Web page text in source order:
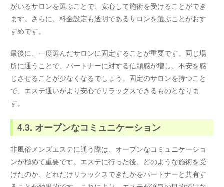
がいるサロンを選ぶことで、安心して施術を受けることができ
ます。さらに、料金設定も透明であるサロンを選ぶことがおす
すめです。
最後に、一度選んだサロンに固定することが重要です。同じ場
所に通うことで、パートナーに対する信頼感が増し、不安を感
じさせることが少なくなるでしょう。固定のサロンを持つこと
で、エステ通いがより安心でリラックスできるものとなりま
す。
4.3. オープンなコミュニケーション
非風俗メンズエステに通う際は、オープンなコミュニケーショ
ンが極めて重要です。エステに行った後、どのような施術を受
けたのか、どれだけリラックスできたかをパートナーと共有す